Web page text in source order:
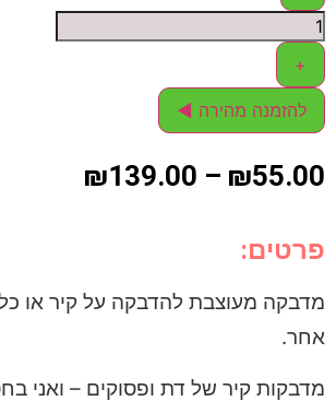
+
להזמנה מהירה ◄
₪55.00
–
₪139.00
פרטים:
מדבקה מעוצבת להדבקה על קיר או
אחר.
מדבקות קיר של דת ופסוקים – ואני